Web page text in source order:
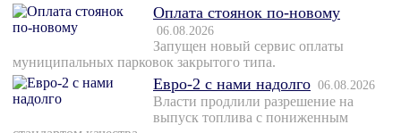
Оплата стоянок по-новому
06.08.2026
Запущен новый сервис оплаты
муниципальных парковок закрытого типа.
Евро-2 с нами надолго 06.08.2026
Власти продлили разрешение на
выпуск топлива с пониженным